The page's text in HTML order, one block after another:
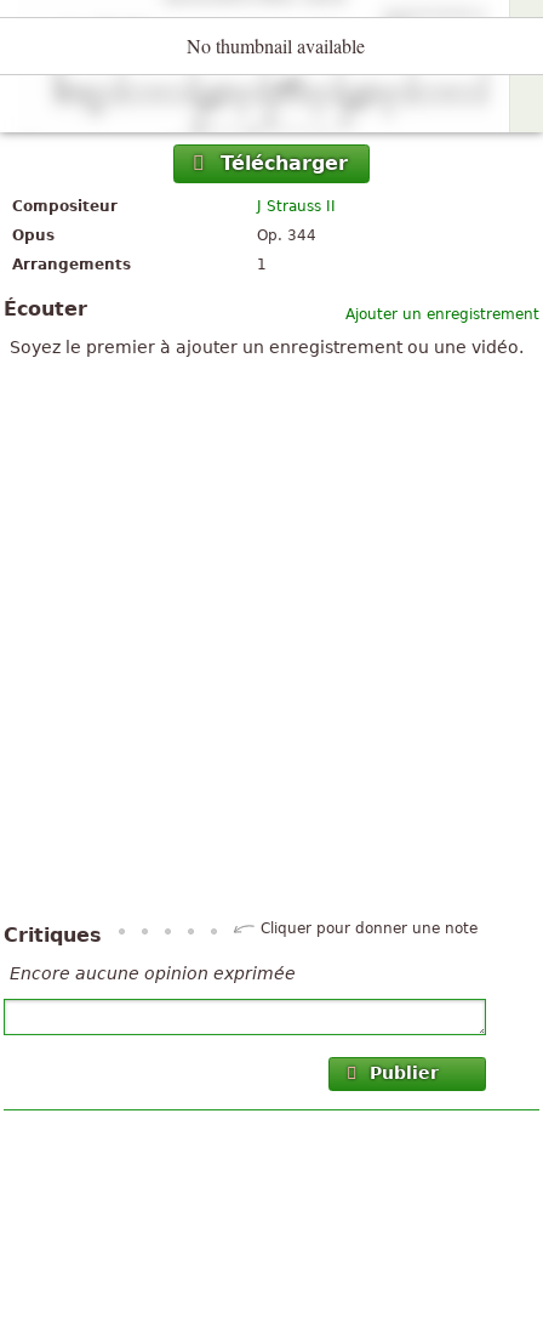
No thumbnail available
Télécharger
Compositeur
J Strauss II
Opus
Op. 344
Arrangements
1
Ajouter un enregistrement
Écouter
Soyez le premier à ajouter un enregistrement ou une vidéo.
Critiques Cliquer pour donner une note
Encore aucune opinion exprimée
Publier